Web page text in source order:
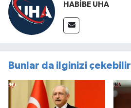
HABİBE UHA
Bunlar da ilginizi çekebilir